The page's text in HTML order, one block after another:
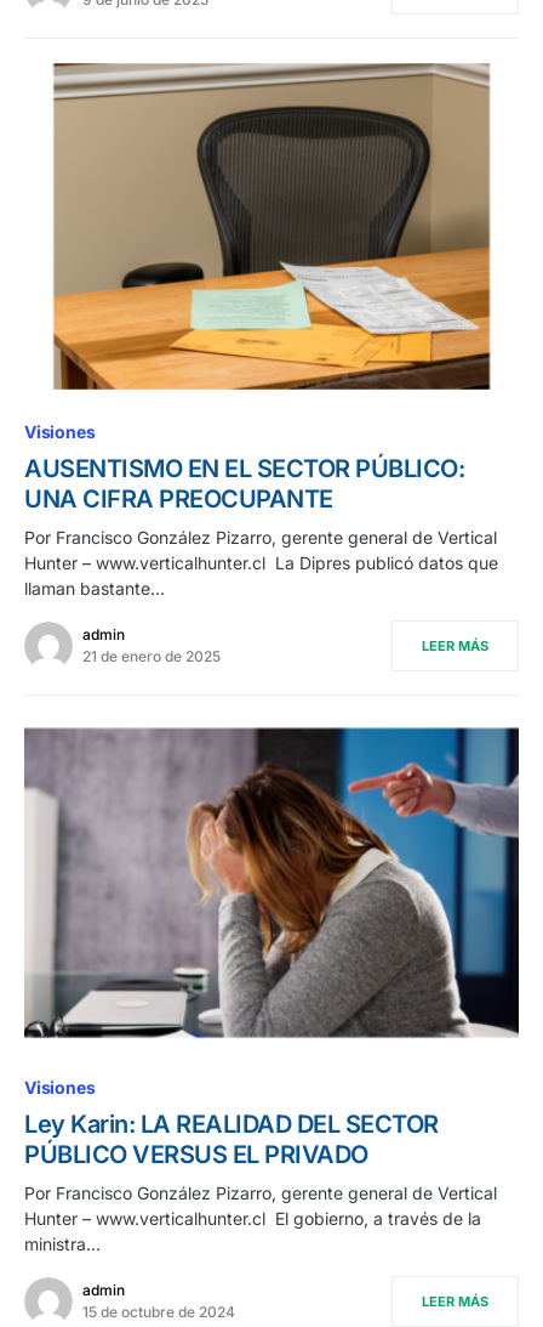
Visiones
AUSENTISMO EN EL SECTOR PÚBLICO:
UNA CIFRA PREOCUPANTE
Por Francisco González Pizarro, gerente general de Vertical
Hunter – www.verticalhunter.cl La Dipres publicó datos que
llaman bastante…
admin
21 de enero de 2025
LEER MÁS
Visiones
Ley Karin: LA REALIDAD DEL SECTOR
PÚBLICO VERSUS EL PRIVADO
Por Francisco González Pizarro, gerente general de Vertical
Hunter – www.verticalhunter.cl El gobierno, a través de la
ministra…
admin
15 de octubre de 2024
LEER MÁS